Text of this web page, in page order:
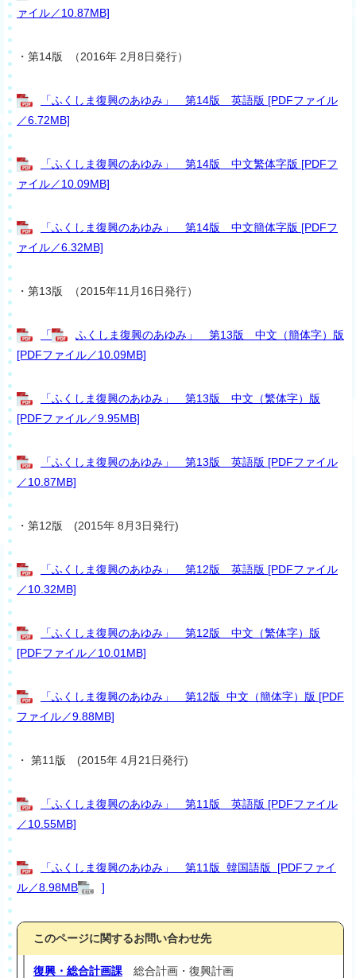
ァイル／10.87MB]
・第14版 （2016年 2月8日発行）
「ふくしま復興のあゆみ」 第14版 英語版 [PDFファイル
／6.72MB]
「ふくしま復興のあゆみ」 第14版 中文繁体字版 [PDFフ
ァイル／10.09MB]
「ふくしま復興のあゆみ」 第14版 中文簡体字版 [PDFフ
ァイル／6.32MB]
・第13版 （2015年11月16日発行）
「
ふくしま復興のあゆみ」 第13版 中文（簡体字）版
[PDFファイル／10.09MB]
「ふくしま復興のあゆみ」 第13版 中文（繁体字）版
[PDFファイル／9.95MB]
「ふくしま復興のあゆみ」 第13版 英語版 [PDFファイル
／10.87MB]
・第12版 (2015年 8月3日発行)
「ふくしま復興のあゆみ」 第12版 英語版 [PDFファイル
／10.32MB]
「ふくしま復興のあゆみ」 第12版 中文（繁体字）版
[PDFファイル／10.01MB]
「ふくしま復興のあゆみ」 第12版 中文（簡体字）版 [PDF
ファイル／9.88MB]
・ 第11版 (2015年 4月21日発行)
「ふくしま復興のあゆみ」 第11版 英語版 [PDFファイル
／10.55MB]
「ふくしま復興のあゆみ」 第11版 韓国語版 [PDFファイ
ル／8.98MB
]
このページに関するお問い合わせ先
復興・総合計画課 総合計画・復興計画